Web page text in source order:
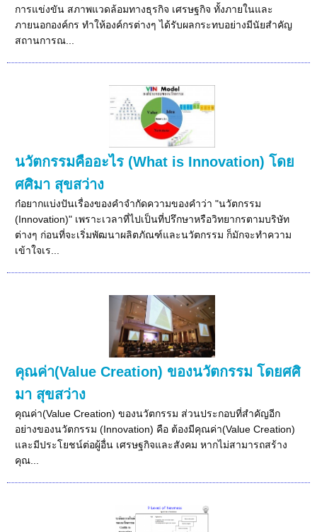
การแข่งขัน สภาพแวดล้อมทางธุรกิจ เศรษฐกิจ ทั้งภายในและ
ภายนอกองค์กร ทำให้องค์กรต่างๆ ได้รับผลกระทบอย่างมีนัยสำคัญ
สถานการณ...
นวัตกรรมคืออะไร (What is Innovation) โดย
ศศิมา สุขสว่าง
ก๋อยากแบ่งปันเรื่องของคำจำกัดความของคำว่า "นวัตกรรม
(Innovation)" เพราะเวลาที่ไปเป็นที่ปรึกษาหรือวิทยากรตามบริษัท
ต่างๆ ก่อนที่จะเริ่มพัฒนาผลิตภัณฑ์และนวัตกรรม ก็มักจะทำความ
เข้าใจเร...
คุณค่า(Value Creation) ของนวัตกรรม โดยศศิ
มา สุขสว่าง
คุณค่า(Value Creation) ของนวัตกรรม ส่วนประกอบที่สำคัญอีก
อย่างของนวัตกรรม (Innovation) คือ ต้องมีคุณค่า(Value Creation)
และมีประโยชน์ต่อผู้อื่น เศรษฐกิจและสังคม หากไม่สามารถสร้าง
คุณ...